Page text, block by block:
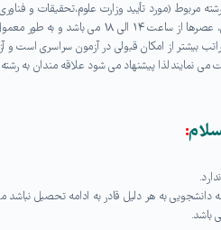
مربوط (مورد تأیید وزارت علوم،تحقیقات و
در سه روز از ایام هفته برگزار می گردد.
بیشتر از امکان قبولی در آزمون سراسری است
نمایند لذا پیشنهاد می شود علاقه مندان به
:
دانشجویی به هر دلیل قادر به ادامه تحصیل
باشد.